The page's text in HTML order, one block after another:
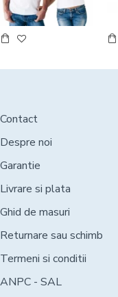
Contact
Despre noi
Garantie
Livrare si plata
Ghid de masuri
Returnare sau schimb
Termeni si conditii
ANPC - SAL